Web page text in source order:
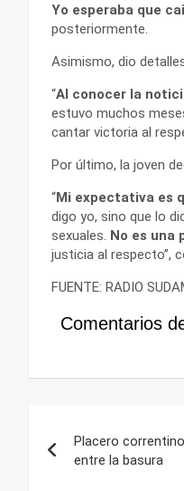
Yo esperaba que
posteriormente.
Asimismo, dio
“Al conocer la
estuvo muchos
cantar victoria al
Por último, la joven
“Mi expectativa es
digo yo, sino que lo
sexuales. No es una
justicia al respecto”,
FUENTE: RADIO
Comentarios
de
Placero
entre la basura